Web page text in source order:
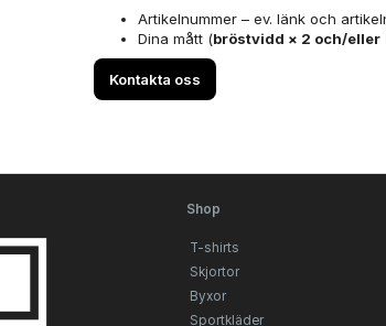
Artikelnummer – ev. länk och
Dina mått (bröstvidd × 2 och/eller
Kontakta oss
Shop
T-shirts
Skjortor
Byxor
Sportkläder